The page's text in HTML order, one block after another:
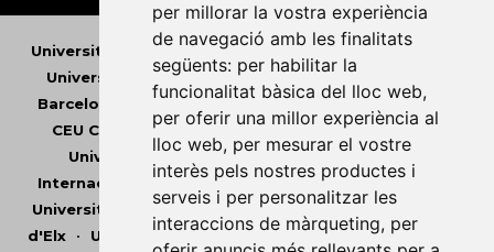
per millorar la vostra experiència
de navegació amb les finalitats
següents: per habilitar la
funcionalitat bàsica del lloc web,
per oferir una millor experiència al
lloc web, per mesurar el vostre
interès pels nostres productes i
serveis i per personalitzar les
interaccions de màrqueting, per
Universitat Abat Oliba CEU•Universitat d'Alacant
Universitat d'Andorra•Universitat Autònoma de
Barcelona
Universitat de Barcelona•Universitat
CEU Cardenal Herrera•Universitat de Girona •
Universitat de les Illes Balears•
Universitat
Internacional de Catalunya•Universitat Jaume I
Universitat de Lleida• Universitat Miguel Hernández
d'Elx• Universitat Oberta de Catalunya•Universitat